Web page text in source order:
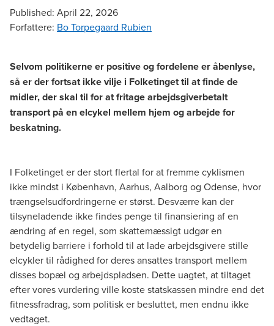
Published: April 22, 2026
Forfattere: Bo Torpegaard Rubien
Selvom politikerne er positive og fordelene er åbenlyse,
så er der fortsat ikke vilje i Folketinget til at finde de
midler, der skal til for at fritage arbejdsgiverbetalt
transport på en elcykel mellem hjem og arbejde for
beskatning.
I Folketinget er der stort flertal for at fremme cyklismen
ikke mindst i København, Aarhus, Aalborg og Odense, hvor
trængselsudfordringerne er størst. Desværre kan der
tilsyneladende ikke findes penge til finansiering af en
ændring af en regel, som skattemæssigt udgør en
betydelig barriere i forhold til at lade arbejdsgivere stille
elcykler til rådighed for deres ansattes transport mellem
disses bopæl og arbejdspladsen. Dette uagtet, at tiltaget
efter vores vurdering ville koste statskassen mindre end det
fitnessfradrag, som politisk er besluttet, men endnu ikke
vedtaget.